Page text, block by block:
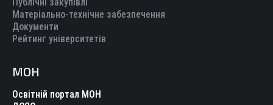
Матеріально-технічне забезпечення
Документи
Рейтинг університетів
МОН
Освітній портал МОН